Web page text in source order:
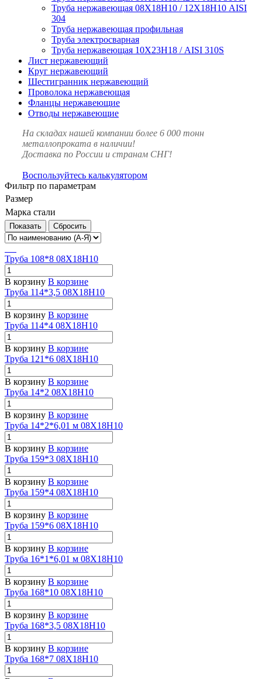
Труба нержавеющая 08Х18Н10 / 12Х18Н10 AISI
304
Труба нержавеющая профильная
Труба электросварная
Труба нержавеющая 10Х23Н18 / AISI 310S
Лист нержавеющий
Круг нержавеющий
Шестигранник нержавеющий
Проволока нержавеющая
Фланцы нержавеющие
Отводы нержавеющие
На складах нашей компании более 6 000 тонн
металлопроката в наличии!
Доставка по России и странам СНГ!
Воспользуйтесь калькулятором
Фильтр по параметрам
Размер
Марка стали
Сбросить
Труба 108*8 08Х18Н10
В корзину В корзине
Труба 114*3,5 08Х18Н10
В корзину В корзине
Труба 114*4 08Х18Н10
В корзину В корзине
Труба 121*6 08Х18Н10
В корзину В корзине
Труба 14*2 08Х18Н10
В корзину В корзине
Труба 14*2*6,01 м 08Х18Н10
В корзину В корзине
Труба 159*3 08Х18Н10
В корзину В корзине
Труба 159*4 08Х18Н10
В корзину В корзине
Труба 159*6 08Х18Н10
В корзину В корзине
Труба 16*1*6,01 м 08Х18Н10
В корзину В корзине
Труба 168*10 08Х18Н10
В корзину В корзине
Труба 168*3,5 08Х18Н10
В корзину В корзине
Труба 168*7 08Х18Н10